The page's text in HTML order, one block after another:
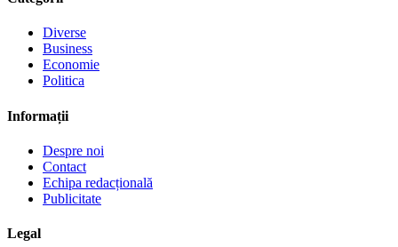
Diverse
Business
Economie
Politica
Informații
Despre noi
Contact
Echipa redacțională
Publicitate
Legal